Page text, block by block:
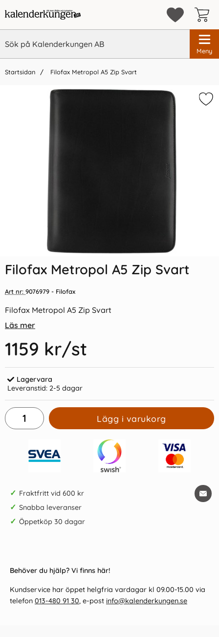
Meny
Startsidan Filofax Metropol A5 Zip Svart
Glöm inte att köpa till din kalender
Filofax Dagbok A5 2027 v/u (
14,8 x 21cm)
239 kr/st
Business kalendersats 2027
(Hålad)
169 kr/st
Filofax Metropol A5 Zip Svart
Art nr: 9076979 - Filofax
Filofax Metropol A5 Zip Svart
Läs mer
1159 kr/st
Lagervara
Leveranstid: 2-5 dagar
Lägg i varukorg
✓ Fraktfritt vid 600 kr
✓ Snabba leveranser
✓ Öppetköp 30 dagar
Behöver du hjälp? Vi finns här!
Kundservice har öppet helgfria vardagar kl 09.00-15.00 via
telefon 013-480 91 30, e-post info@kalenderkungen.se